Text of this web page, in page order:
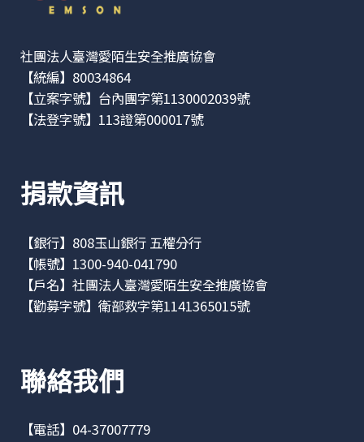
社團法人臺灣愛陌生安全推廣協會
【統編】80034864
【立案字號】台內團字第1130002039號
【法登字號】113證第000017號
捐款資訊
【銀行】808玉山銀行 五權分行
【帳號】1300-940-041790
【戶名】社團法人臺灣愛陌生安全推廣協會
【勸募字號】衛部救字第1141365015號
聯絡我們
【電話】04-37007779